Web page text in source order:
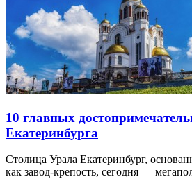
10 главных
Екатеринбурга
Столица Урала Екатеринбург,
как завод-крепость, сегодня —